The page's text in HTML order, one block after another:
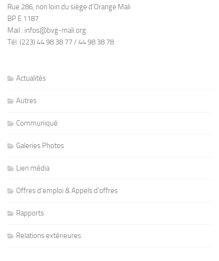
Rue 286, non loin du siège d’Orange Mali
BP E 1187
Mail : infos@bvg-mali.org
Tél: (223) 44 98 38 77 / 44 98 38 78
Actualités
Autres
Communiqué
Galeries Photos
Lien média
Offres d'emploi & Appels d'offres
Rapports
Relations extérieures